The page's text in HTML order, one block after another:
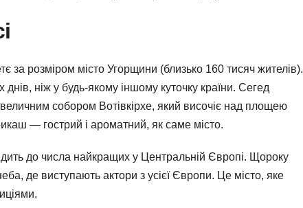
за розміром місто Угорщини (близько 160 тисяч жителів).
ніж у будь-якому іншому куточку країни. Сегед
собором Вотівкірхе, який височіє над площею
— гострий і ароматний, як саме місто.
до числа найкращих у Центральній Європі. Щороку
де виступають актори з усієї Європи. Це місто, яке